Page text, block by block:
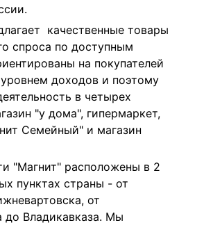
качественные товары
спроса по доступным
на покупателей
доходов и поэтому
в четырех
"у дома", гипермаркет,
Семейный" и магазин
"Магнит" расположены в 2
пунктах страны - от
от
до Владикавказа. Мы